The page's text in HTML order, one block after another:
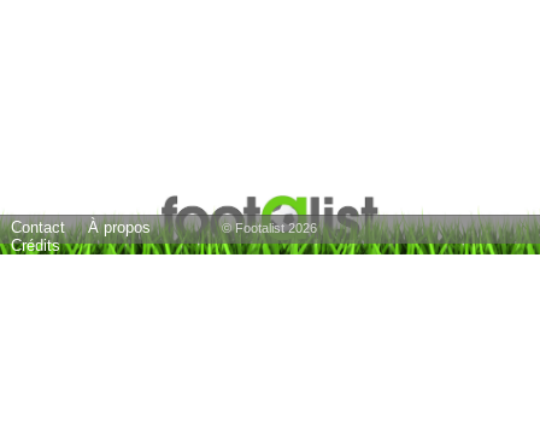
Mohamed Mosaad MD 37
Contact
À propos
Crédits
© Footalist 2026